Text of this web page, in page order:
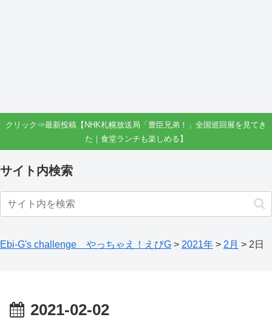
クリック⇒最新投稿【NHK札幌放送局「豊臣兄弟！」全国巡回展を見てき
た｜食堂ランチも楽しめる】
サイト内検索
Ebi-G's challenge やっちゃえ！えびG > 2021年 > 2月 > 2日
2021-02-02